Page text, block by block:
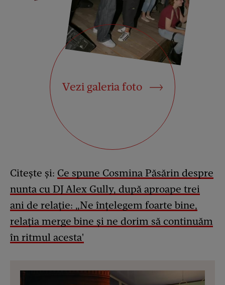
Vezi galeria foto
Citește și: Ce spune Cosmina Păsărin despre
nunta cu DJ Alex Gully, după aproape trei
ani de relație: „Ne înțelegem foarte bine,
relația merge bine și ne dorim să continuăm
în ritmul acesta'